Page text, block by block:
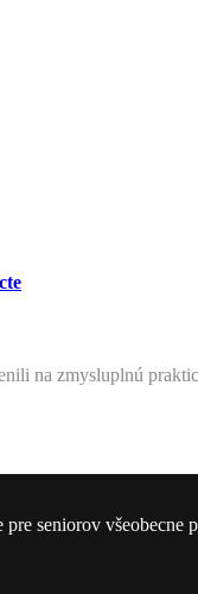
na zmysluplnú
seniorov všeobecne